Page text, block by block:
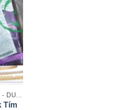
GLENLIVET XÁCH TAY - DUTY FREE
Tím